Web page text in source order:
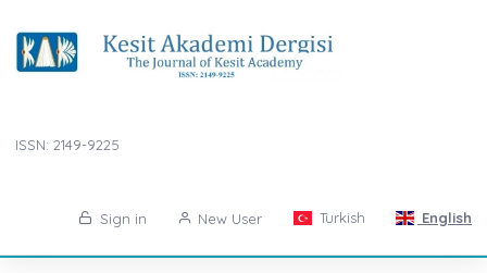
ISSN: 2149-9225
Sign in New User Turkish English